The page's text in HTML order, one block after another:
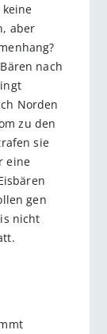
aber
nach
Norden
zu den
sie
eine
gen
nicht